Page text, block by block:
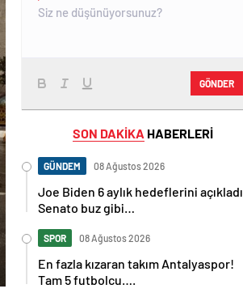
GÖNDER
SON DAKİKA HABERLERİ
GÜNDEM 08 Ağustos 2026
Joe Biden 6 aylık hedeflerini açıkladı.
Senato buz gibi…
SPOR 08 Ağustos 2026
En fazla kızaran takım Antalyaspor!
Tam 5 futbolcu….